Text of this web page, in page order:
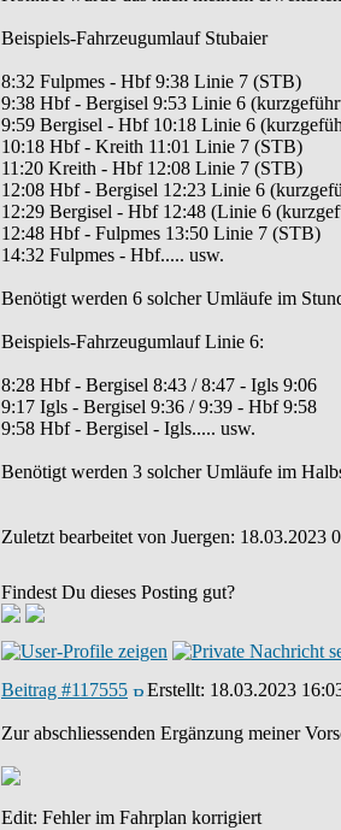
Beispiels-Fahrzeugumlauf Stubaier
8:32 Fulpmes - Hbf 9:38 Linie 7 (STB)
9:38 Hbf - Bergisel 9:53 Linie 6
9:59 Bergisel - Hbf 10:18 Linie 6
10:18 Hbf - Kreith 11:01 Linie 7 (STB)
11:20 Kreith - Hbf 12:08 Linie 7 (STB)
12:08 Hbf - Bergisel 12:23 Linie 6
12:29 Bergisel - Hbf 12:48 (Linie 6
12:48 Hbf - Fulpmes 13:50 Linie 7 (STB)
14:32 Fulpmes - Hbf..... usw.
Benötigt werden 6 solcher Umläufe im
Beispiels-Fahrzeugumlauf Linie 6:
8:28 Hbf - Bergisel 8:43 / 8:47 - Igls 9:06
9:17 Igls - Bergisel 9:36 / 9:39 - Hbf 9:58
9:58 Hbf - Bergisel - Igls..... usw.
Benötigt werden 3 solcher Umläufe im
Zuletzt bearbeitet von Juergen: 18.03.2023
Findest Du dieses Posting gut?
Beitrag #117555 Erstellt: 18.03.2023
Zur abschliessenden Ergänzung meiner
Edit: Fehler im Fahrplan korrigiert